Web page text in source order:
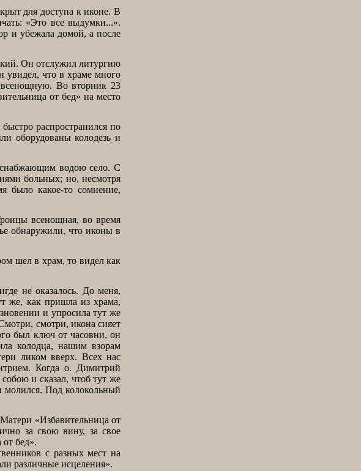
для доступа к иконе. В
«Это все выдумки...».
и убежала домой, а после
Он отслужил литургию
что в храме много
всенощную. Во вторник 23
от бед» на место
распространился по
оборудованы колодезь и
снабжающим водою село. С
больных; но, несмотря
было какое-то сомнение,
всенощная, во время
обнаружили, что иконы в
шел в храм, то видел как
не оказалось. До меня,
же, как пришла из храма,
и упросила тут же
смотри, икона сияет
был ключ от часовни, он
колодца, нашим взорам
ликом вверх. Всех нас
Когда о. Димитрий
и сказал, чтоб тут же
Под колокольный
«Избавительница от
за свою вину, за свое
бед».
с разных мест на
различные исцеления».